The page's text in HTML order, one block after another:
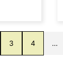
3 4 …